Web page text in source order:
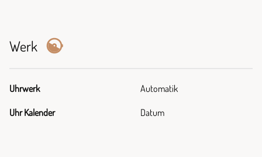
Werk
Uhrwerk Automatik
Uhr Kalender Datum